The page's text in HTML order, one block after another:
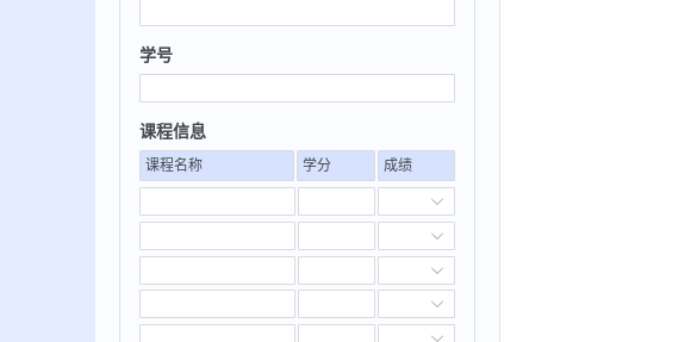
学号
课程信息
课程名称 学分 成绩